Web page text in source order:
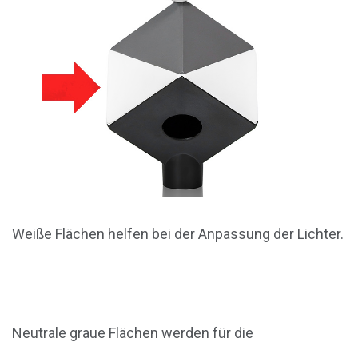
Weiße Flächen helfen bei der Anpassung der Lichter.
Neutrale graue Flächen werden für die